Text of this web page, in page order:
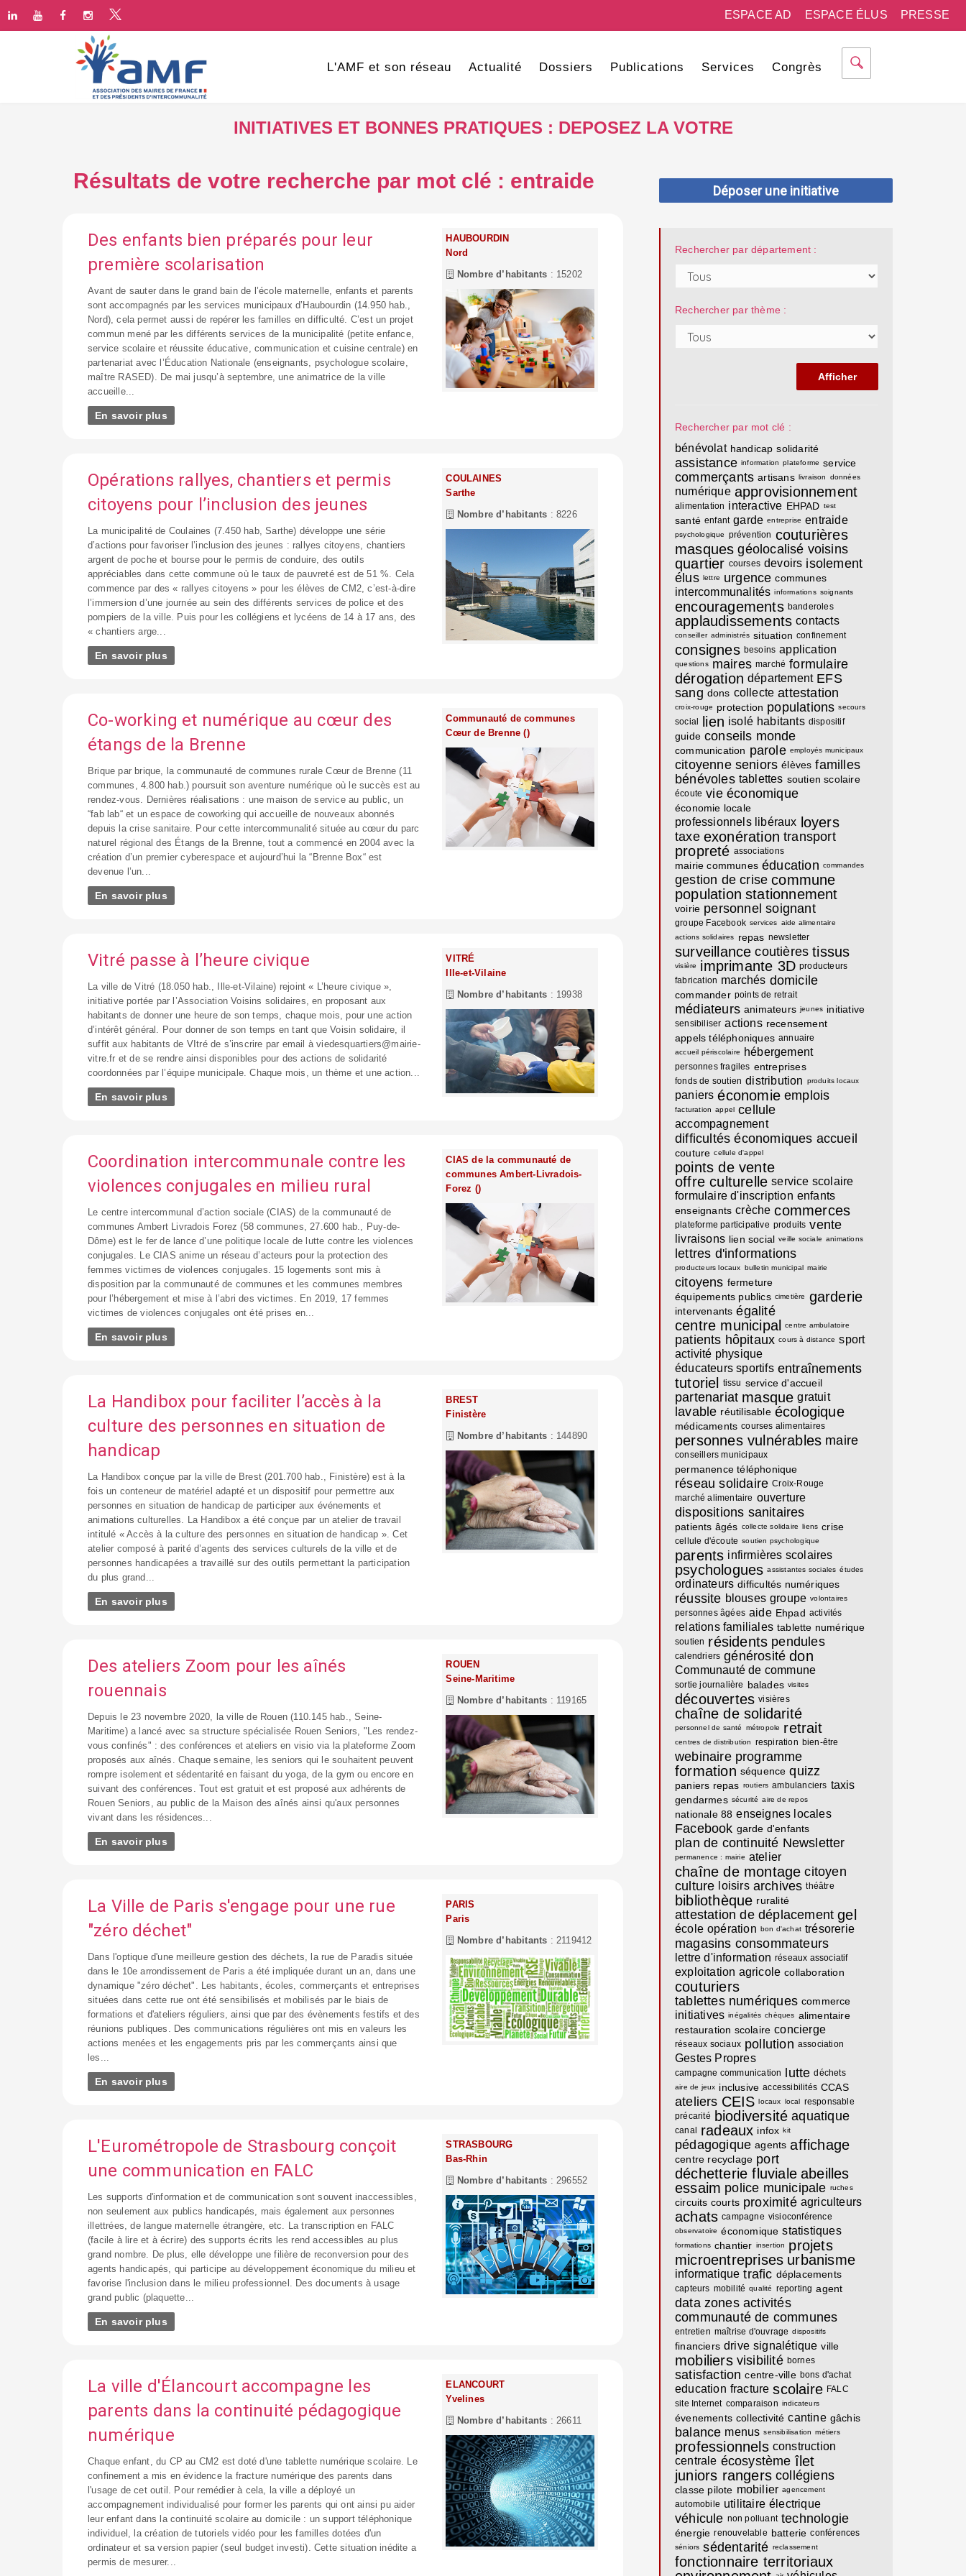
PRESSE
ESPACE ÉLUS
ESPACE AD
L'AMF et son réseau Actualité Dossiers Publications Services Congrès
INITIATIVES ET BONNES PRATIQUES : DEPOSEZ LA VOTRE
Résultats de votre recherche par mot clé : entraide Déposer une initiative
Des enfants bien préparés pour leur
première scolarisation
Avant de sauter dans le grand bain de l’école maternelle, enfants et parents
sont accompagnés par les services municipaux d’Haubourdin (14.950 hab.,
Nord), cela permet aussi de repérer les familles en difficulté. C’est un projet
commun mené par les différents services de la municipalité (petite enfance,
service scolaire et réussite éducative, communication et cuisine centrale) en
partenariat avec l’Éducation Nationale (enseignants, psychologue scolaire,
maître RASED). De mai jusqu’à septembre, une animatrice de la ville
accueille...
En savoir plus
HAUBOURDIN
Nord
Nombre d’habitants : 15202
Opérations rallyes, chantiers et permis
citoyens pour l’inclusion des jeunes
La municipalité de Coulaines (7.450 hab, Sarthe) développe une série
d’actions pour favoriser l’inclusion des jeunes : rallyes citoyens, chantiers
argent de poche et bourse pour le permis de conduire, des outils
appréciables dans cette commune où le taux de pauvreté est de 51 %. Cela
commence par des « rallyes citoyens » pour les élèves de CM2, c’est-à-dire
l’immersion d’une journée au sein des différents services de police et des
pompiers de la ville. Puis pour les collégiens et lycéens de 14 à 17 ans, des
« chantiers arge...
En savoir plus
COULAINES
Sarthe
Nombre d’habitants : 8226
Co-working et numérique au cœur des
étangs de la Brenne
Brique par brique, la communauté de communes rurale Cœur de Brenne (11
communes, 4.800 hab.) poursuit son aventure numérique où le succès est au
rendez-vous. Dernières réalisations : une maison de service au public, un
“fab lab“ et un espace de coworking qui accueille de nouveaux abonnés
depuis la crise sanitaire. Pour cette intercommunalité située au cœur du parc
naturel régional des Étangs de la Brenne, tout a commencé en 2004 avec la
création d’un premier cyberespace et aujourd’hui la “Brenne Box“ est
devenue l’un...
En savoir plus
Communauté de communes
Cœur de Brenne ()
Vitré passe à l’heure civique
La ville de Vitré (18.050 hab., Ille-et-Vilaine) rejoint « L’heure civique »,
initiative portée par l’Association Voisins solidaires, en proposant aux
habitants de donner une heure de son temps, chaque mois, pour une action
d’intérêt général. Pour donner de son temps en tant que Voisin solidaire, il
suffit aux habitants de VItré de s’inscrire par email à viedesquartiers@mairie-
vitre.fr et de se rendre ainsi disponibles pour des actions de solidarité
coordonnées par l’équipe municipale. Chaque mois, un thème et une action...
En savoir plus
VITRÉ
Ille-et-Vilaine
Nombre d’habitants : 19938
Coordination intercommunale contre les
violences conjugales en milieu rural
Le centre intercommunal d’action sociale (CIAS) de la communauté de
communes Ambert Livradois Forez (58 communes, 27.600 hab., Puy-de-
Dôme) est le fer de lance d’une politique locale de lutte contre les violences
conjugales. Le CIAS anime un réseau d’acteurs pour la protection des
femmes victimes de violences conjugales. 15 logements sont mis à
disposition par la communauté de communes et les communes membres
pour l’hébergement et mise à l’abri des victimes. En 2019, 17 femmes
victimes de violences conjugales ont été prises en...
En savoir plus
CIAS de la communauté de
communes Ambert-Livradois-
Forez ()
La Handibox pour faciliter l’accès à la
culture des personnes en situation de
handicap
La Handibox conçue par la ville de Brest (201.700 hab., Finistère) est à la
fois un conteneur de matériel adapté et un dispositif pour permettre aux
personnes en situation de handicap de participer aux événements et
animations culturelles. La Handibox a été conçue par un atelier de travail
intitulé « Accès à la culture des personnes en situation de handicap ». Cet
atelier composé à parité d’agents des services culturels de la ville et de
personnes handicapées a travaillé sur des outils permettant la participation
du plus grand...
En savoir plus
BREST
Finistère
Nombre d’habitants : 144890
Des ateliers Zoom pour les aînés
rouennais
Depuis le 23 novembre 2020, la ville de Rouen (110.145 hab., Seine-
Maritime) a lancé avec sa structure spécialisée Rouen Seniors, "Les rendez-
vous confinés" : des conférences et ateliers en visio via la plateforme Zoom
proposés aux aînés. Chaque semaine, les seniors qui le souhaitent peuvent
rompre isolement et sédentarité en faisant du yoga, de la gym ou encore en
suivant des conférences. Tout est gratuit et est proposé aux adhérents de
Rouen Seniors, au public de la Maison des aînés ainsi qu'aux personnes
vivant dans les résidences...
En savoir plus
ROUEN
Seine-Maritime
Nombre d’habitants : 119165
La Ville de Paris s'engage pour une rue
"zéro déchet"
Dans l'optique d'une meilleure gestion des déchets, la rue de Paradis située
dans le 10e arrondissement de Paris a été impliquée durant un an, dans une
dynamique "zéro déchet". Les habitants, écoles, commerçants et entreprises
situées dans cette rue ont été sensibilisés et mobilisés par le biais de
formations et d'ateliers réguliers, ainsi que par des évènements festifs et des
réunions publiques. Des communications régulières ont mis en valeurs les
actions menées et les engagements pris par les commerçants ainsi que
les...
En savoir plus
PARIS
Paris
Nombre d’habitants : 2119412
L'Eurométropole de Strasbourg conçoit
une communication en FALC
Les supports d'information et de communication sont souvent inaccessibles,
non seulement aux publics handicapés, mais également aux personnes
illettrées, de langue maternelle étrangère, etc. La transcription en FALC
(facile à lire et à écrire) des supports écrits les rend accessibles au plus
grand nombre. De plus, elle développe une filière de reconversion pour des
agents handicapés, qui participe au développement économique du milieu et
favorise l'inclusion dans le milieu professionnel. Des documents à usage
grand public (plaquette...
En savoir plus
STRASBOURG
Bas-Rhin
Nombre d’habitants : 296552
La ville d'Élancourt accompagne les
parents dans la continuité pédagogique
numérique
Chaque enfant, du CP au CM2 est doté d'une tablette numérique scolaire. Le
confinement a mis en évidence la fracture numérique des parents dans
l'usage de cet outil. Pour remédier à cela, la ville a déployé un
accompagnement individualisé pour former les parents qui ont ainsi pu aider
leur enfant dans la continuité scolaire au domicile : un support téléphonique
individuel, la création de tutoriels vidéo pour les familles dotées d'un
ordinateur et sa version papier (seul budget investi). Cette situation inédite a
permis de mesurer...
ELANCOURT
Yvelines
Nombre d’habitants : 26611
Rechercher par département :
Rechercher par thème :
Rechercher par mot clé :
bénévolat handicap solidarité
assistance information plateforme service
commerçants artisans livraison données
numérique approvisionnement
alimentation interactive EHPAD test
santé enfant garde entreprise entraide
psychologique prévention couturières
masques géolocalisé voisins
quartier courses devoirs isolement
élus lettre urgence communes
intercommunalités informations soignants
encouragements banderoles
applaudissements contacts
conseiller administrés situation confinement
consignes besoins application
questions maires marché formulaire
dérogation département EFS
sang dons collecte attestation
croix-rouge protection populations secours
social lien isolé habitants dispositif
guide conseils monde
communication parole employés municipaux
citoyenne seniors élèves familles
bénévoles tablettes soutien scolaire
écoute vie économique
économie locale
professionnels libéraux loyers
taxe exonération transport
propreté associations
mairie communes éducation commandes
gestion de crise commune
population stationnement
voirie personnel soignant
groupe Facebook services aide alimentaire
actions solidaires
repas newsletter
surveillance coutières tissus
visière imprimante 3D producteurs
fabrication marchés domicile
commander points de retrait
médiateurs animateurs jeunes initiative
sensibiliser actions recensement
appels téléphoniques annuaire
accueil périscolaire hébergement
personnes fragiles entreprises
fonds de soutien distribution produits locaux
paniers économie emplois
facturation appel cellule
accompagnement
difficultés économiques accueil
couture cellule d'appel
points de vente
offre culturelle service scolaire
formulaire d'inscription enfants
enseignants crèche commerces
plateforme participative produits vente
livraisons lien social veille sociale animations
lettres d'informations
producteurs locaux bulletin municipal mairie
citoyens fermeture
équipements publics cimetière garderie
intervenants égalité
centre municipal centre ambulatoire
patients hôpitaux cours à distance sport
activité physique
éducateurs sportifs entraînements
tutoriel tissu service d'accueil
partenariat masque gratuit
lavable réutilisable écologique
médicaments courses alimentaires
personnes vulnérables maire
conseillers municipaux
permanence téléphonique
réseau solidaire Croix-Rouge
marché alimentaire ouverture
dispositions sanitaires
patients âgés collecte solidaire liens crise
cellule d'écoute soutien psychologique
parents infirmières scolaires
psychologues assistantes sociales études
ordinateurs difficultés numériques
réussite blouses groupe volontaires
personnes âgées aide Ehpad activités
relations familiales tablette numérique
soutien résidents pendules
calendriers générosité don
Communauté de commune
sortie journalière balades visites
découvertes visières
chaîne de solidarité
personnel de santé métropole retrait
centres de distribution respiration bien-être
webinaire programme
formation séquence quizz
paniers repas routiers ambulanciers taxis
gendarmes sécurité aire de repos
nationale 88 enseignes locales
Facebook garde d'enfants
plan de continuité Newsletter
permanence : mairie atelier
chaîne de montage citoyen
culture loisirs archives théâtre
bibliothèque ruralité
attestation de déplacement gel
école opération bon d'achat trésorerie
magasins consommateurs
lettre d'information réseaux associatif
exploitation agricole collaboration
couturiers
tablettes numériques commerce
initiatives inégalités chèques alimentaire
restauration scolaire concierge
réseaux sociaux pollution association
Gestes Propres
campagne communication lutte déchets
aire de jeux inclusive accessibilités CCAS
ateliers CEIS locaux local responsable
précarité
biodiversité aquatique
canal radeaux infox kit
pédagogique agents affichage
centre recyclage port
déchetterie fluviale abeilles
essaim police municipale ruches
circuits courts proximité agriculteurs
achats campagne visioconférence
observatoire économique statistiques
formations chantier insertion
projets
microentreprises urbanisme
informatique trafic déplacements
capteurs mobilité qualité reporting agent
data zones activités
communauté de communes
entretien maîtrise d'ouvrage dispositifs
financiers drive signalétique ville
mobiliers visibilité bornes
satisfaction centre-ville bons d'achat
education fracture scolaire FALC
site Internet comparaison indicateurs
évenements collectivité cantine gâchis
balance menus sensibilisation métiers
professionnels construction
centrale écosystème îlet
juniors rangers collégiens
classe pilote mobilier agencement
automobile utilitaire électrique
véhicule non polluant technologie
énergie renouvelable batterie conférences
séniors sédentarité reclassement
fonctionnaire territoriaux